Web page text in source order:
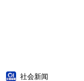
社会新闻